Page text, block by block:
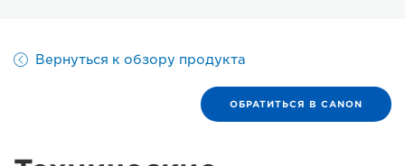
Вернуться к обзору продукта
ОБРАТИТЬСЯ В CANON